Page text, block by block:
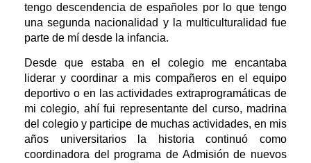
tengo descendencia de españoles por lo que tengo
una segunda nacionalidad y la multiculturalidad fue
parte de mí desde la infancia.
Desde que estaba en el colegio me encantaba
liderar y coordinar a mis compañeros en el equipo
deportivo o en las actividades extraprogramáticas de
mi colegio, ahí fui representante del curso, madrina
del colegio y participe de muchas actividades, en mis
años universitarios la historia continuó como
coordinadora del programa de Admisión de nuevos